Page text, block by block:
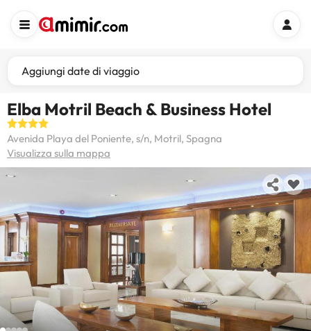
Aggiungi date di viaggio
Elba Motril Beach & Business Hotel
Avenida Playa del Poniente, s/n, Motril, Spagna
Visualizza sulla mappa